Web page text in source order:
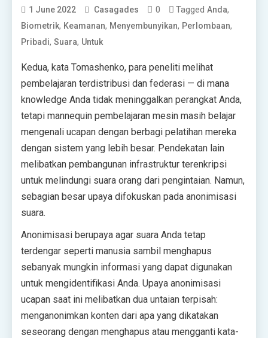
1 June 2022 Casagades 0 Tagged Anda,
Biometrik, Keamanan, Menyembunyikan, Perlombaan,
Pribadi, Suara, Untuk
Kedua, kata Tomashenko, para peneliti melihat
pembelajaran terdistribusi dan federasi — di mana
knowledge Anda tidak meninggalkan perangkat Anda,
tetapi mannequin pembelajaran mesin masih belajar
mengenali ucapan dengan berbagi pelatihan mereka
dengan sistem yang lebih besar. Pendekatan lain
melibatkan pembangunan infrastruktur terenkripsi
untuk melindungi suara orang dari pengintaian. Namun,
sebagian besar upaya difokuskan pada anonimisasi
suara.
Anonimisasi berupaya agar suara Anda tetap
terdengar seperti manusia sambil menghapus
sebanyak mungkin informasi yang dapat digunakan
untuk mengidentifikasi Anda. Upaya anonimisasi
ucapan saat ini melibatkan dua untaian terpisah:
menganonimkan konten dari apa yang dikatakan
seseorang dengan menghapus atau mengganti kata-